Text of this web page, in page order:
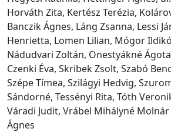
Horváth Zita, Kertész Terézia,
Banczik Ágnes, Láng Zsanna, Lessi
Henrietta, Lomen Lilian, Mógor
Nádudvari Zoltán, Onestyákné
Czenki Éva, Skribek Zsolt, Szabó
Szépe Tímea, Szilágyi Hedvig,
Sándorné, Tessényi Rita, Tóth
Váradi Judit, Vrábel Mihályné
Ágnes